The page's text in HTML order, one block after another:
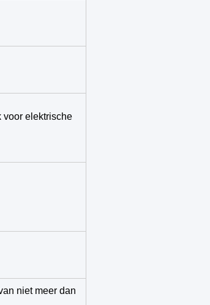
voor elektrische
niet meer dan